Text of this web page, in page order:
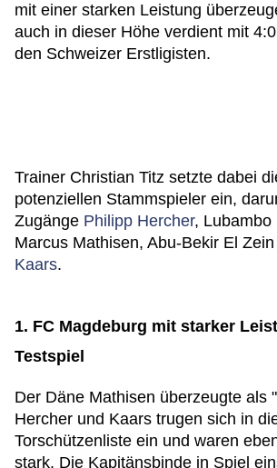
mit einer starken Leistung
auch in dieser Höhe verdient mit
den Schweizer Erstligisten.
Trainer Christian Titz setzte dabei
potenziellen Stammspieler ein,
Zugänge Philipp Hercher, Lubambo
Marcus Mathisen, Abu-Bekir El Zein
Kaars.
1. FC Magdeburg mit starker
Testspiel
Der Däne Mathisen überzeugte als
Hercher und Kaars trugen sich in
Torschützenliste ein und waren
stark. Die Kapitänsbinde in Spiel